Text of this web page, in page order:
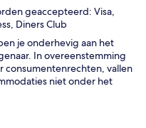
geaccepteerd: Visa,
Diners Club
je onderhevig aan het
In overeenstemming
consumentenrechten, vallen
niet onder het